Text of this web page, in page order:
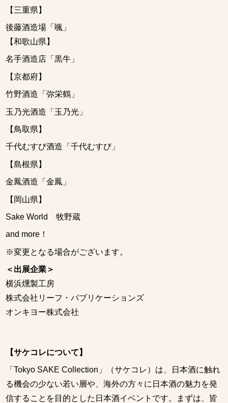
【三重県】
後藤酒造場「颯」
【和歌山県】
名手酒造店「黒牛」
【京都府】
竹野酒造「弥栄鶴」
玉乃光酒造「玉乃光」
【鳥取県】
千代むすび酒造「千代むすび」
【島根県】
金鳳酒造「金鳳」
【岡山県】
Sake World 牧野蔵
and more！
※変更となる場合がございます。
＜出展企業＞
横浜燻製工房
株式会社リーフ・パブリケーションズ
オンキヨー株式会社
【サケコレについて】
「Tokyo SAKE Collection」（サケコレ）は、日本酒に触れ
る機会の少ない若い層や、海外の方々に日本酒の魅力を発
信することを目的とした日本酒イベントです。まずは、皆